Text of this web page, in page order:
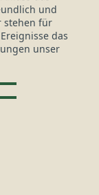
und
stehen für
das
unser